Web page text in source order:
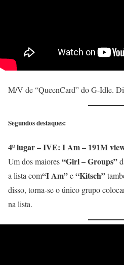
M/V de “QueenCard” do G-Idle.
Segundos destaques:
4º lugar – IVE: I Am – 191M
Um dos maiores“Girl – Groups”
a lista com“I Am”e“Kitsch”
disso, torna-se o único grupo
na lista.